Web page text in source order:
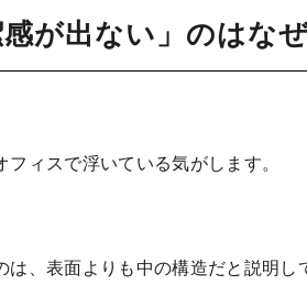
が出ない」のはな
ィスで浮いている気がします。
、表面よりも中の構造だと説明し